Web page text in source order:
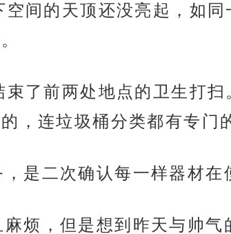
间的天顶还没亮起，如
了前两处地点的卫生打
，连垃圾桶分类都有专门
是二次确认每一样器材
麻烦，但是想到昨天与帅